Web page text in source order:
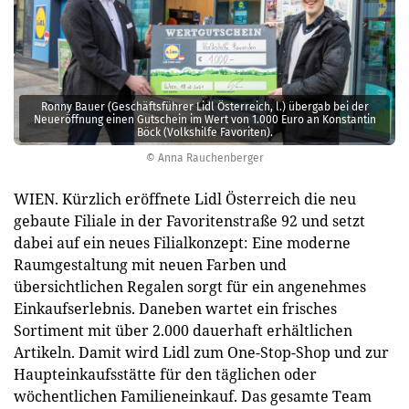
© Anna Rauchenberger
Ronny Bauer (Geschäftsführer Lidl Österreich, l.) übergab bei der
Neueröffnung einen Gutschein im Wert von 1.000 Euro an Konstantin
Böck (Volkshilfe Favoriten).
WIEN. Kürzlich eröffnete Lidl Österreich die neu
gebaute Filiale in der Favoritenstraße 92 und setzt
dabei auf ein neues Filialkonzept: Eine moderne
Raumgestaltung mit neuen Farben und
übersichtlichen Regalen sorgt für ein angenehmes
Einkaufserlebnis. Daneben wartet ein frisches
Sortiment mit über 2.000 dauerhaft erhältlichen
Artikeln. Damit wird Lidl zum One-Stop-Shop und zur
Haupteinkaufsstätte für den täglichen oder
wöchentlichen Familieneinkauf. Das gesamte Team